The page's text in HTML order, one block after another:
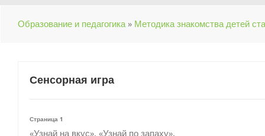
Образование и педагогика» Методика знакомства детей
Сенсорная игра
Страница 1
«Узнай на вкус», «Узнай по запаху».